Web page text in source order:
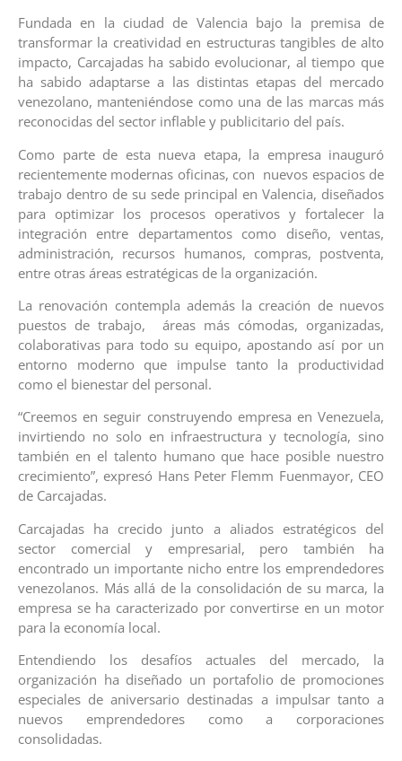
Fundada en la ciudad de Valencia bajo la premisa de
transformar la creatividad en estructuras tangibles de alto
impacto, Carcajadas ha sabido evolucionar, al tiempo que
ha sabido adaptarse a las distintas etapas del mercado
venezolano, manteniéndose como una de las marcas más
reconocidas del sector inflable y publicitario del país.
Como parte de esta nueva etapa, la empresa inauguró
recientemente modernas oficinas, con nuevos espacios de
trabajo dentro de su sede principal en Valencia, diseñados
para optimizar los procesos operativos y fortalecer la
integración entre departamentos como diseño, ventas,
administración, recursos humanos, compras, postventa,
entre otras áreas estratégicas de la organización.
La renovación contempla además la creación de nuevos
puestos de trabajo, áreas más cómodas, organizadas,
colaborativas para todo su equipo, apostando así por un
entorno moderno que impulse tanto la productividad
como el bienestar del personal.
“Creemos en seguir construyendo empresa en Venezuela,
invirtiendo no solo en infraestructura y tecnología, sino
también en el talento humano que hace posible nuestro
crecimiento”, expresó Hans Peter Flemm Fuenmayor, CEO
de Carcajadas.
Carcajadas ha crecido junto a aliados estratégicos del
sector comercial y empresarial, pero también ha
encontrado un importante nicho entre los emprendedores
venezolanos. Más allá de la consolidación de su marca, la
empresa se ha caracterizado por convertirse en un motor
para la economía local.
Entendiendo los desafíos actuales del mercado, la
organización ha diseñado un portafolio de promociones
especiales de aniversario destinadas a impulsar tanto a
nuevos emprendedores como a corporaciones
consolidadas.